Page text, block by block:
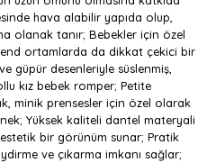
hava alabilir yapıda olup,
olanak tanır; Bebekler için özel
ortamlarda da dikkat çekici bir
güpür desenleriyle süslenmiş,
kız bebek romper; Petite
minik prensesler için özel olarak
Yüksek kaliteli dantel materyali
bir görünüm sunar; Pratik
ve çıkarma imkanı sağlar;